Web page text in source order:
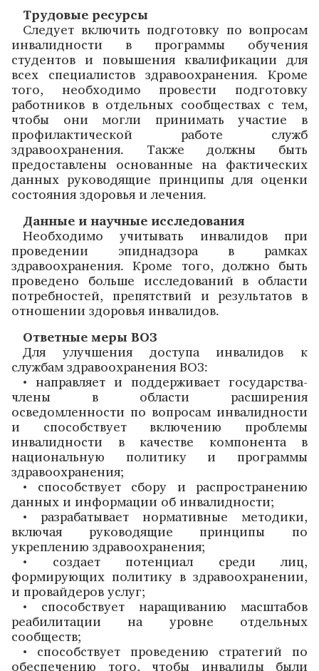
Трудовые ресурсы
Следует включить подготовку по вопросам
инвалидности в программы обучения
студентов и повышения квалификации для
всех специалистов здравоохранения. Кроме
того, необходимо провести подготовку
работников в отдельных сообществах с тем,
чтобы они могли принимать участие в
профилактической работе служб
здравоохранения. Также должны быть
предоставлены основанные на фактических
данных руководящие принципы для оценки
состояния здоровья и лечения.
Данные и научные исследования
Необходимо учитывать инвалидов при
проведении эпиднадзора в рамках
здравоохранения. Кроме того, должно быть
проведено больше исследований в области
потребностей, препятствий и результатов в
отношении здоровья инвалидов.
Ответные меры ВОЗ
Для улучшения доступа инвалидов к
службам здравоохранения ВОЗ:
• направляет и поддерживает государства-
члены в области расширения
осведомленности по вопросам инвалидности
и способствует включению проблемы
инвалидности в качестве компонента в
национальную политику и программы
здравоохранения;
• способствует сбору и распространению
данных и информации об инвалидности;
• разрабатывает нормативные методики,
включая руководящие принципы по
укреплению здравоохранения;
• создает потенциал среди лиц,
формирующих политику в здравоохранении,
и провайдеров услуг;
• способствует наращиванию масштабов
реабилитации на уровне отдельных
сообществ;
• способствует проведению стратегий по
обеспечению того, чтобы инвалиды были